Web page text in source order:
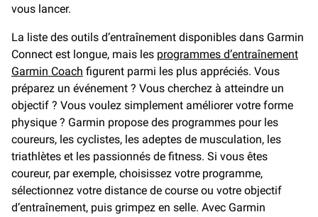
vous lancer.
La liste des outils d’entraînement disponibles dans Garmin
Connect est longue, mais les programmes d’entraînement
Garmin Coach figurent parmi les plus appréciés. Vous
préparez un événement ? Vous cherchez à atteindre un
objectif ? Vous voulez simplement améliorer votre forme
physique ? Garmin propose des programmes pour les
coureurs, les cyclistes, les adeptes de musculation, les
triathlètes et les passionnés de fitness. Si vous êtes
coureur, par exemple, choisissez votre programme,
sélectionnez votre distance de course ou votre objectif
d’entraînement, puis grimpez en selle. Avec Garmin